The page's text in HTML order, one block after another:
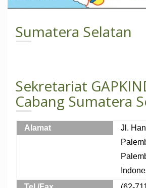
Sumatera Selatan
Sekretariat
Cabang Sumatera
Alamat
Jl.